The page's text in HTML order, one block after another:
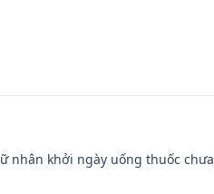
nhân khởi ngày uống thuốc chưa